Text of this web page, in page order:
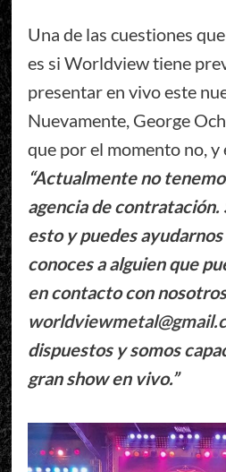
Una de las cuestiones
es si Worldview tiene
presentar en vivo este
Nuevamente, George
que por el momento no, y
“Actualmente no
agencia de contratación.
esto y puedes
conoces a alguien que
en contacto con
dispuestos y somos
gran show en vivo.”